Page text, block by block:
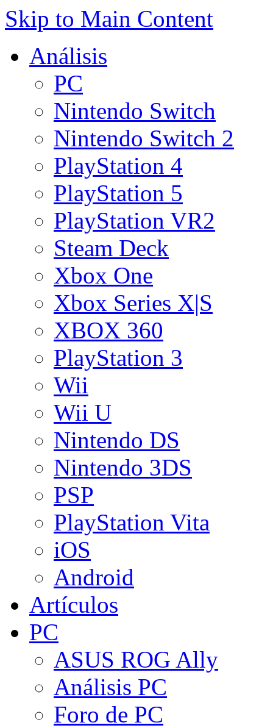
Skip to Main Content
Análisis
PC
Nintendo Switch
Nintendo Switch 2
PlayStation 4
PlayStation 5
PlayStation VR2
Steam Deck
Xbox One
Xbox Series X|S
XBOX 360
PlayStation 3
Wii
Wii U
Nintendo DS
Nintendo 3DS
PSP
PlayStation Vita
iOS
Android
Artículos
PC
ASUS ROG Ally
Análisis PC
Foro de PC